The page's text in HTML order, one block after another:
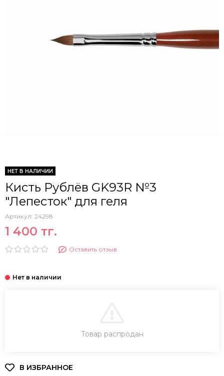
НЕТ В НАЛИЧИИ
Кисть Рублёв GK93R №3
"Лепесток" для геля
Артикул: 24298
1 400 тг.
Оставить отзыв
Товар распродан